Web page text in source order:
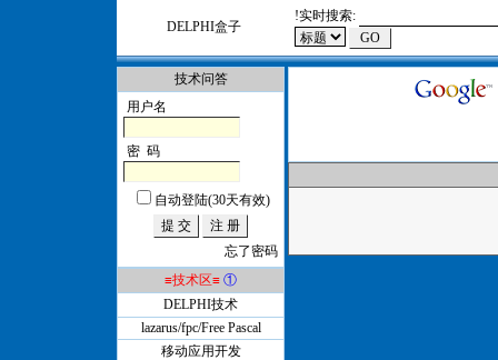
DELPHI盒子
!实时搜索:
技术问答
用户名
密 码
自动登陆(30天有效)
忘了密码
≡技术区≡ ①
DELPHI技术
lazarus/fpc/Free Pascal
移动应用开发